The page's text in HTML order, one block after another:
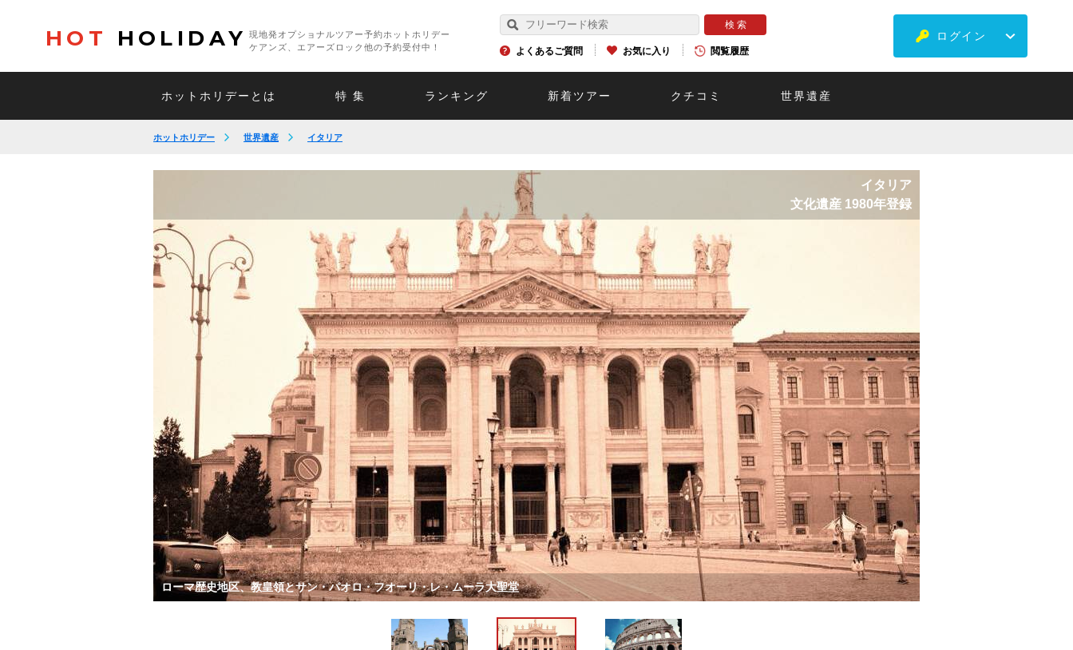
HOT HOLIDAY
現地発オプショナルツアー予約ホットホリデー
ケアンズ、エアーズロック他の予約受付中！
よくあるご質問 お気に入り 閲覧履歴
ログイン
ホットホリデーとは 特 集 ランキング 新着ツアー クチコミ 世界遺産
ホットホリデー 世界遺産 イタリア
ローマ歴史地区、教皇領とサン・パオロ・フオーリ・レ・ムーラ大聖堂
イタリア
文化遺産 1980年登録